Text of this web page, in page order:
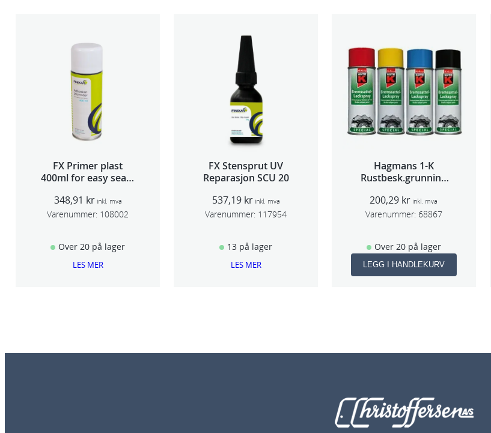
FX Primer plast
400ml for easy seam
348,91 kr inkl. mva
Varenummer: 108002
Over 20 på lager
LES MER
FX Stensprut UV
Reparasjon SCU 20
537,19 kr inkl. mva
Varenummer: 117954
13 på lager
LES MER
Hagmans 1-K
Rustbesk.grunning
200,29 kr inkl. mva
Varenummer: 68867
Over 20 på lager
LEGG I HANDLEKURV